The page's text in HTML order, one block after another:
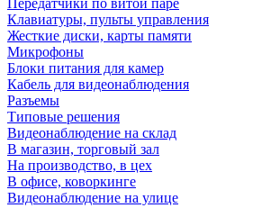
Передатчики по витой паре
Клавиатуры, пульты управления
Жесткие диски, карты памяти
Микрофоны
Блоки питания для камер
Кабель для видеонаблюдения
Разъемы
Типовые решения
Видеонаблюдение на склад
В магазин, торговый зал
На производство, в цех
В офисе, коворкинге
Видеонаблюдение на улице